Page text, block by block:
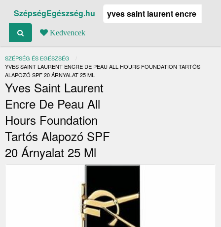
SzépségEgészség.hu
Kedvencek
SZÉPSÉG ÉS EGÉSZSÉG
JELENLEGI:
YVES SAINT LAURENT ENCRE DE PEAU ALL HOURS FOUNDATION TARTÓS
ALAPOZÓ SPF 20 ÁRNYALAT 25 ML
Yves Saint Laurent
Encre De Peau All
Hours Foundation
Tartós Alapozó SPF
20 Árnyalat 25 Ml